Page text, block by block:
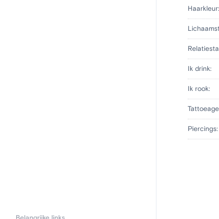
Haarkleur:
Ik drink:
Ik rook:
Piercings: